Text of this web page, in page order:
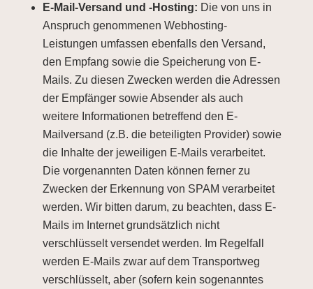
E-Mail-Versand und -Hosting: Die von uns in
Anspruch genommenen Webhosting-
Leistungen umfassen ebenfalls den Versand,
den Empfang sowie die Speicherung von E-
Mails. Zu diesen Zwecken werden die Adressen
der Empfänger sowie Absender als auch
weitere Informationen betreffend den E-
Mailversand (z.B. die beteiligten Provider) sowie
die Inhalte der jeweiligen E-Mails verarbeitet.
Die vorgenannten Daten können ferner zu
Zwecken der Erkennung von SPAM verarbeitet
werden. Wir bitten darum, zu beachten, dass E-
Mails im Internet grundsätzlich nicht
verschlüsselt versendet werden. Im Regelfall
werden E-Mails zwar auf dem Transportweg
verschlüsselt, aber (sofern kein sogenanntes